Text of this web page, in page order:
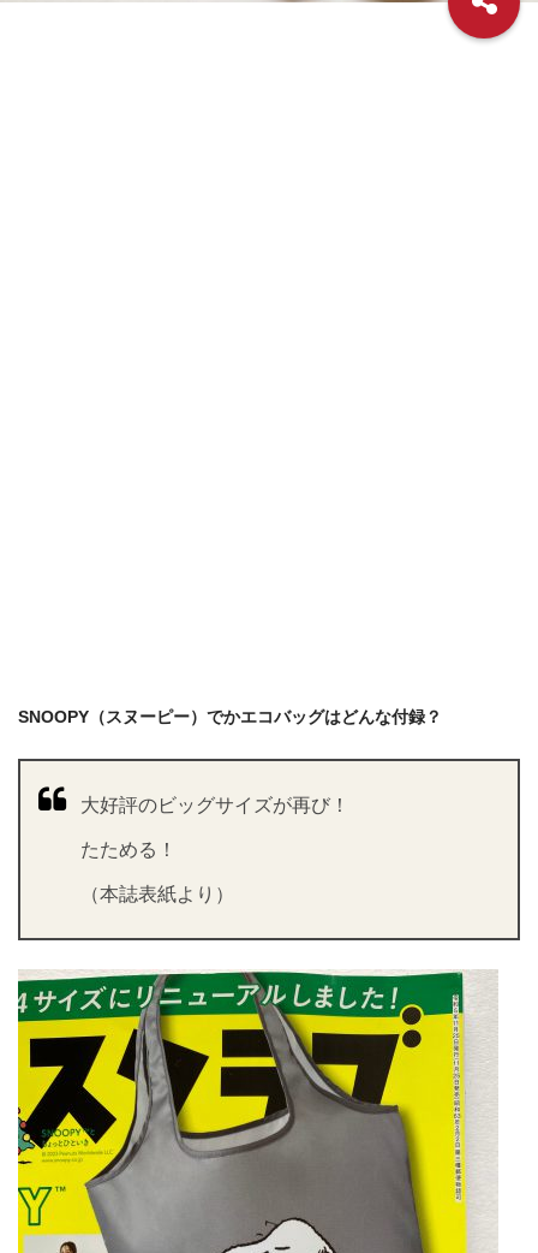
SNOOPY（スヌーピー）でかエコバッグはどんな付録？
大好評のビッグサイズが再び！
たためる！
（本誌表紙より）